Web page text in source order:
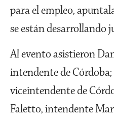
para el empleo,
se están desarrollando
Al evento asistieron
intendente de
viceintendente de
Faletto, intendente